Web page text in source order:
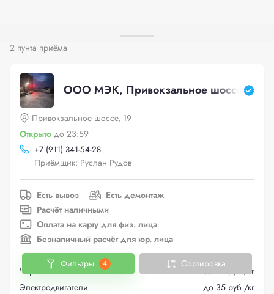
2 пунта приёма
ООО МЭК, Привокзальное шоссе, 19
Привокзальное шоссе, 19
Открыто до 23:59
+7 (911) 341-54-28
Приёмщик: Руслан Рудов
Есть вывоз
Есть демонтаж
Расчёт наличными
Оплата на карту для физ. лица
Безналичный расчёт для юр. лица
Черный металлолом
до 17 руб./кг
Электродвигатели
до 35 руб./кг
Фильтры 4 Сортировка